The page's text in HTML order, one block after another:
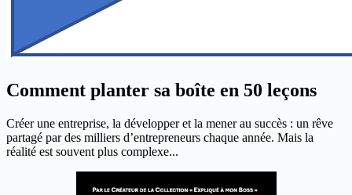
Comment planter sa boîte en 50 leçons
Créer une entreprise, la développer et la mener au succès : un rêve
partagé par des milliers d’entrepreneurs chaque année. Mais la
réalité est souvent plus complexe...